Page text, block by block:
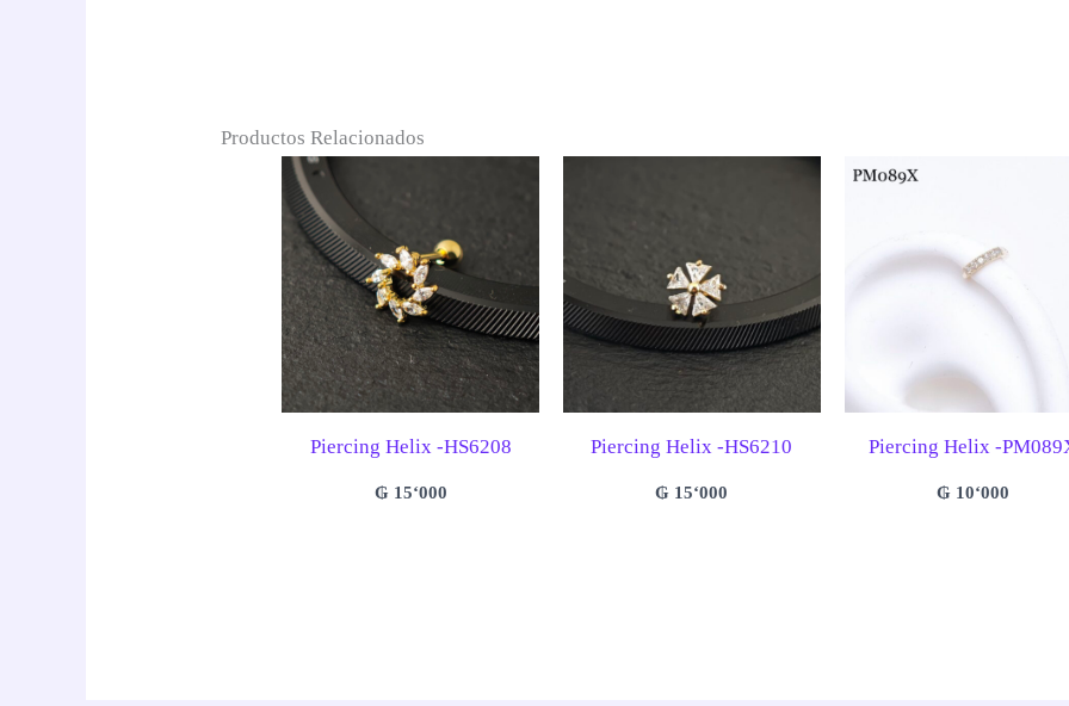
Productos Relacionados
Piercing Helix -HS6208
₲15‘000
Piercing Helix -HS6210
₲ 15‘000
Piercing Helix -
₲10‘000